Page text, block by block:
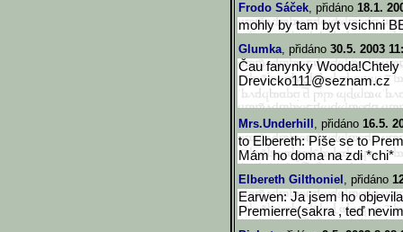
Frodo Sáček, přidáno 18.1.
mohly by tam byt vsichni
Glumka, přidáno 30.5. 2003
Čau fanynky
Drevicko111@seznam.cz
Mrs.Underhill , přidáno 16.5.
to Elbereth: Píše se to
Mám ho doma na zdi *chi*
Elbereth Gilthoniel , přidáno
Earwen: Ja jsem ho
Premierre(sakra , teď